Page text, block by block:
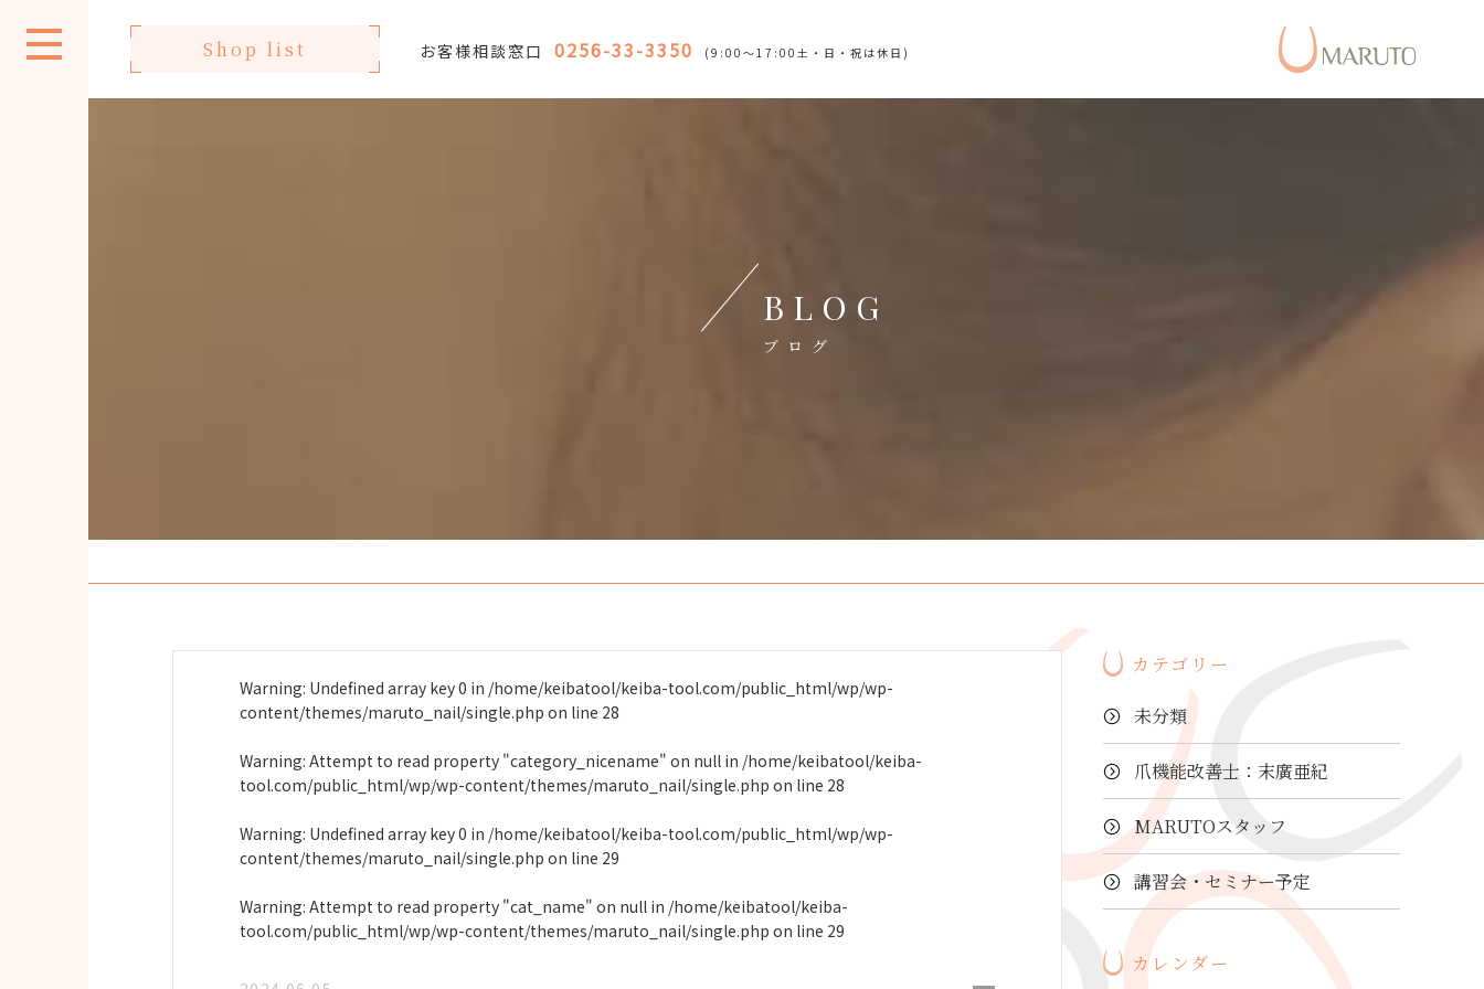
Shop list お客様相談窓口 0256-33-3350 (9:00～17:00土・日・祝は休日)
BLOG
ブログ
Warning: Undefined array key 0 in /home/keibatool/keiba-tool.com/public_html/wp/wp-
content/themes/maruto_nail/single.php on line 28
Warning: Attempt to read property "category_nicename" on null in /home/keibatool/keiba-
tool.com/public_html/wp/wp-content/themes/maruto_nail/single.php on line 28
Warning: Undefined array key 0 in /home/keibatool/keiba-tool.com/public_html/wp/wp-
content/themes/maruto_nail/single.php on line 29
Warning: Attempt to read property "cat_name" on null in /home/keibatool/keiba-
tool.com/public_html/wp/wp-content/themes/maruto_nail/single.php on line 29
カテゴリー
未分類
爪機能改善士：末廣亜紀
MARUTOスタッフ
講習会・セミナー予定
カレンダー